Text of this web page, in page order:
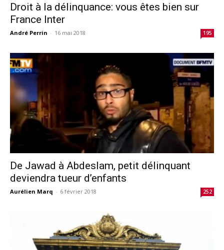
Droit à la délinquance: vous êtes bien sur
France Inter
André Perrin - 16 mai 2018 195
De Jawad à Abdeslam, petit délinquant
deviendra tueur d’enfants
Aurélien Marq - 6 février 2018 252